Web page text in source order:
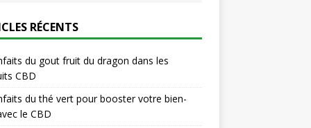
RÉCENTS
du gout fruit du dragon dans les
CBD
du thé vert pour booster votre bien-
le CBD